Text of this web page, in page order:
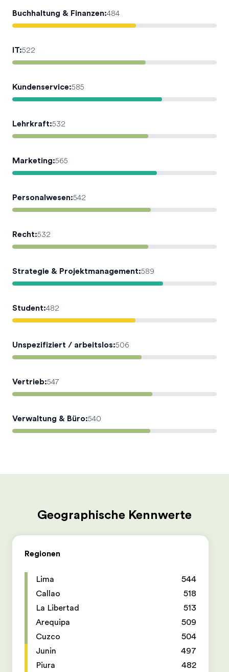
Buchhaltung & Finanzen:484
IT:522
Kundenservice:585
Lehrkraft:532
Marketing:565
Personalwesen:542
Recht:532
Strategie & Projektmanagement:589
Student:482
Unspezifiziert / arbeitslos:506
Vertrieb:547
Verwaltung & Büro:540
Geographische Kennwerte
Regionen
Lima
544
Callao
518
La Libertad
513
Arequipa
509
Cuzco
504
Junin
497
Piura
482